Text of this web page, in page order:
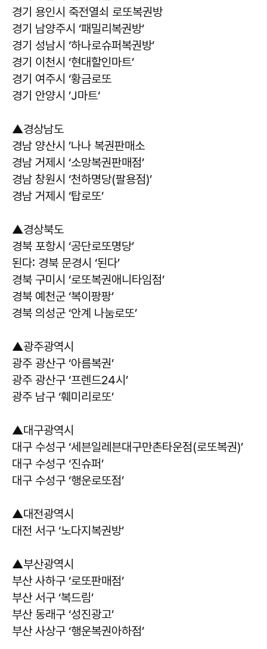
경기 용인시 죽전열쇠 로또복권방
경기 남양주시 ‘패밀리복권방’
경기 성남시 ‘하나로슈퍼복권방’
경기 이천시 ‘현대할인마트’
경기 여주시 ‘황금로또
경기 안양시 ’J마트‘
▲경상남도
경남 양산시 ’나나 복권판매소
경남 거제시 ‘소망복권판매점’
경남 창원시 ‘천하명당(팔용점)’
경남 거제시 ‘탑로또’
▲경상북도
경북 포항시 ‘공단로또명당’
된다: 경북 문경시 ‘된다’
경북 구미시 ‘로또복권애니타임점’
경북 예천군 ‘복이팡팡’
경북 의성군 ‘안계 나눔로또’
▲광주광역시
광주 광산구 ‘아름복권’
광주 광산구 ‘프렌드24시’
광주 남구 ‘훼미리로또’
▲대구광역시
대구 수성구 ‘세븐일레븐대구만촌타운점(로또복권)’
대구 수성구 ‘진슈퍼’
대구 수성구 ‘행운로또점’
▲대전광역시
대전 서구 ‘노다지복권방’
▲부산광역시
부산 사하구 ‘로또판매점’
부산 서구 ‘복드림’
부산 동래구 ‘성진광고’
부산 사상구 ‘행운복권아하점’